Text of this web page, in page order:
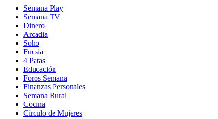
Semana Play
Semana TV
Dinero
Arcadia
Soho
in
new
window
Fucsia
in
new
window
4 Patas
Educación
Foros Semana
Finanzas Personales
Semana Rural
Cocina
Círculo de Mujeres